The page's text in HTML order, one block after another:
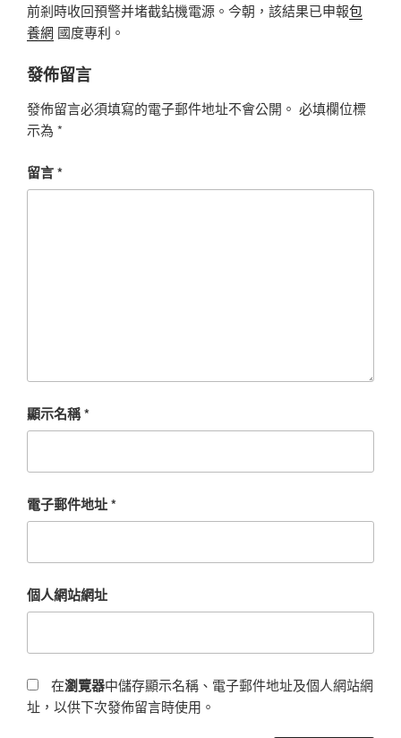
前剎時收回預警并堵截鉆機電源。今朝，該結果已申報包
養網 國度專利。
發佈留言
發佈留言必須填寫的電子郵件地址不會公開。 必填欄位標
示為 *
留言*
顯示名稱*
電子郵件地址*
個人網站網址
在瀏覽器中儲存顯示名稱、電子郵件地址及個人網站網
址，以供下次發佈留言時使用。